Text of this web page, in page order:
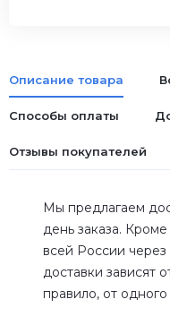
Описание товара
Способы оплаты
Отзывы покупателей
Мы предлагаем
день заказа.
всей России
доставки зависят
правило, от